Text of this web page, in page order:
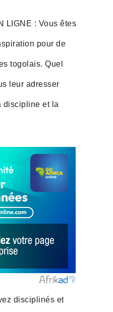
LIGNE : Vous êtes
pour de
togolais. Quel
leur adresser
discipline et la
disciplinés et